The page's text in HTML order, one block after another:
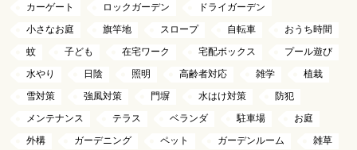
カーゲート
ロックガーデン
ドライガーデン
小さなお庭
旗竿地 スロープ 自転車
おうち時間
蚊
子ども 在宅ワーク 宅配ボックス
プール遊び
水やり
日陰 照明 高齢者対応 雑学
植栽
雪対策
強風対策 門塀 水はけ対策
防犯
メンテナンス
テラス ベランダ 駐車場
お庭
外構
ガーデニング ペット ガーデンルーム
雑草